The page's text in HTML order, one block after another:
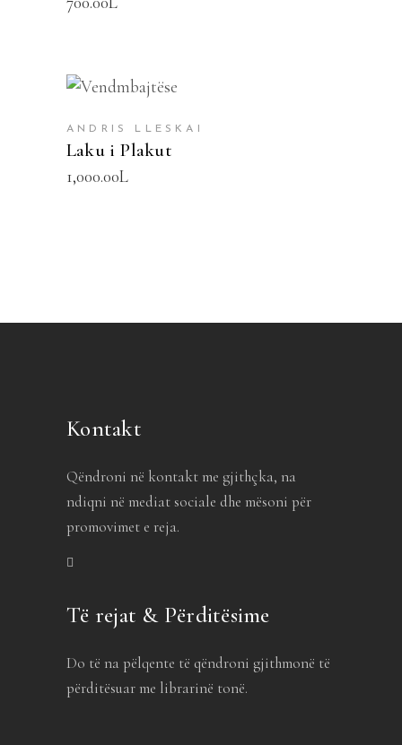
SHTOJE NË SHPORTË
ANDRIS LLESKAI
Laku i Plakut
1,000.00L
Kontakt
Qëndroni në kontakt me gjithçka, na
ndiqni në mediat sociale dhe mësoni për
promovimet e reja.
Të rejat & Përditësime
Do të na pëlqente të qëndroni gjithmonë të
përditësuar me librarinë tonë.